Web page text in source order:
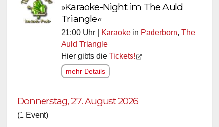
»Karaoke-Night im The Auld
Triangle«
21:00 Uhr | Karaoke in Paderborn, The
Auld Triangle
Hier gibts die Tickets!
mehr Details
Donnerstag, 27. August 2026
(1 Event)